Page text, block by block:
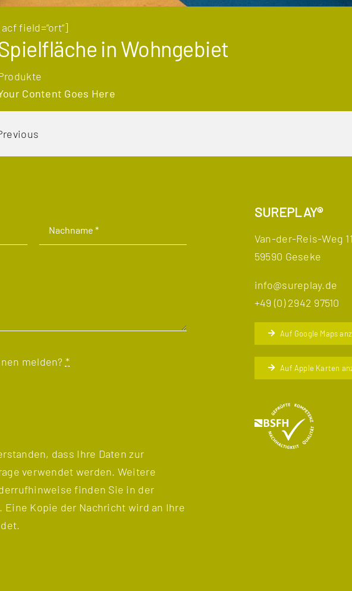
field=“ort“]
in Wohngebiet
Content Goes Here
melden? *
dass Ihre Daten zur
verwendet werden. Weitere
finden Sie in der
. Eine Kopie der Nachricht wird an Ihre
SUREPLAY®
Van-der-Reis-Weg 11
59590 Geseke
info@sureplay.de
+49 (0) 2942 97510
Auf Google Maps
Auf Apple Karten